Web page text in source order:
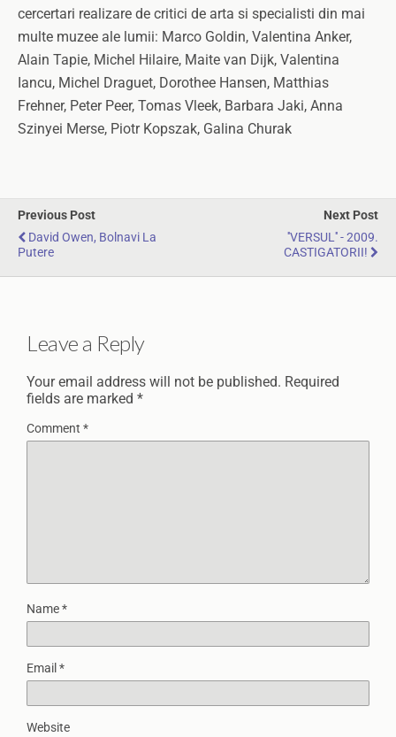
cercertari realizare de critici de arta si specialisti din mai
multe muzee ale lumii: Marco Goldin, Valentina Anker,
Alain Tapie, Michel Hilaire, Maite van Dijk, Valentina
Iancu, Michel Draguet, Dorothee Hansen, Matthias
Frehner, Peter Peer, Tomas Vleek, Barbara Jaki, Anna
Szinyei Merse, Piotr Kopszak, Galina Churak
Previous Post
David Owen, Bolnavi La
Putere
Next Post
''VERSUL'' - 2009.
CASTIGATORII!
Leave a Reply
Your email address will not be published. Required
fields are marked *
Comment *
Name*
Email *
Website